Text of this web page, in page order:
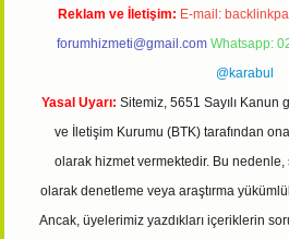
Reklam ve İletişim: E-mail:
forumhizmeti@gmail.com Whatsapp:
@karabul
Yasal Uyarı: Sitemiz, 5651 Sayılı
ve İletişim Kurumu (BTK) tarafından
olarak hizmet vermektedir. Bu
olarak denetleme veya araştırma
Ancak, üyelerimiz yazdıkları içeriklerin